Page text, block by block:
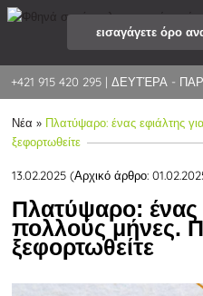
+421 915 420 295 | ΔΕΥΤΈΡΑ -
Νέα » Πλατύψαρο: ένας εφιάλτης
ξεφορτωθείτε
13.02.2025 (Αρχικό άρθρο:
Πλατύψαρο: ένας
πολλούς μήνες.
ξεφορτωθείτε